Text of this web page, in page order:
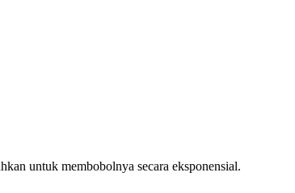
untuk membobolnya secara eksponensial.